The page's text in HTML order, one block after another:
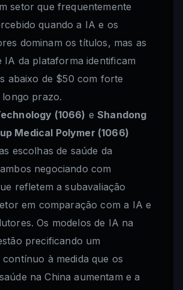
setor que frequentemente
quando a IA e os
dominam os títulos, mas as
IA da plataforma identificam
abaixo de $50 com forte
longo prazo.
(1066) eShandong
Medical Polymer (1066)
escolhas de saúde da
negociando com
refletem a subavaliação
em comparação com a IA e
Os modelos de IA na
precificando um
à medida que os
na China aumentam e a